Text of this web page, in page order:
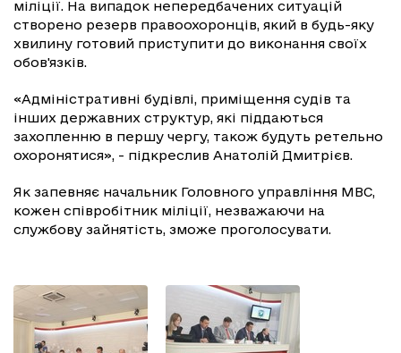
міліції. На випадок непередбачених ситуацій
створено резерв правоохоронців, який в будь-яку
хвилину готовий приступити до виконання своїх
обов'язків.
«Адміністративні будівлі, приміщення судів та
інших державних структур, які піддаються
захопленню в першу чергу, також будуть ретельно
охоронятися», - підкреслив Анатолій Дмитрієв.
Як запевняє начальник Головного управління МВС,
кожен співробітник міліції, незважаючи на
службову зайнятість, зможе проголосувати.